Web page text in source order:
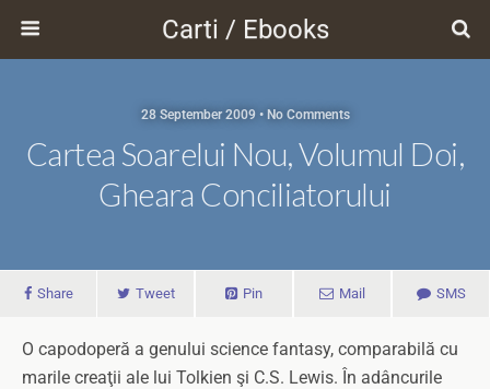
Carti / Ebooks
28 September 2009 • No Comments
Cartea Soarelui Nou, Volumul Doi,
Gheara Conciliatorului
Share Tweet Pin Mail SMS
O capodoperă a genului science fantasy, comparabilă cu
marile creaţii ale lui Tolkien şi C.S. Lewis. În adâncurile